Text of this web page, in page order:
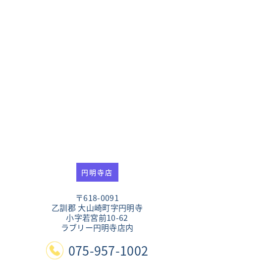
円明寺店
〒618-0091
乙訓郡 大山崎町字円明寺
小字若宮前10-62
ラブリー円明寺店内
075-957-1002